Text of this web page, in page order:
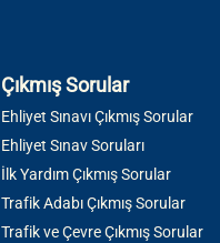
Çıkmış Sorular
Ehliyet Sınavı Çıkmış Sorular
Ehliyet Sınav Soruları
İlk Yardım Çıkmış Sorular
Trafik Adabı Çıkmış Sorular
Trafik ve Çevre Çıkmış Sorular